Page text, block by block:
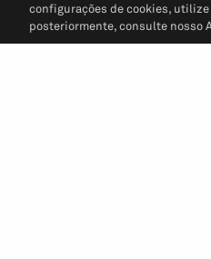
configurações de cookies,
posteriormente, consulte nosso